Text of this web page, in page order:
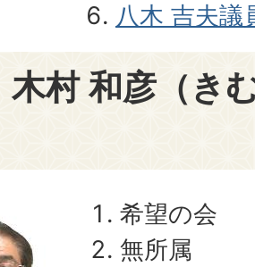
八木 吉夫議
木村 和彦（き
希望の会
無所属